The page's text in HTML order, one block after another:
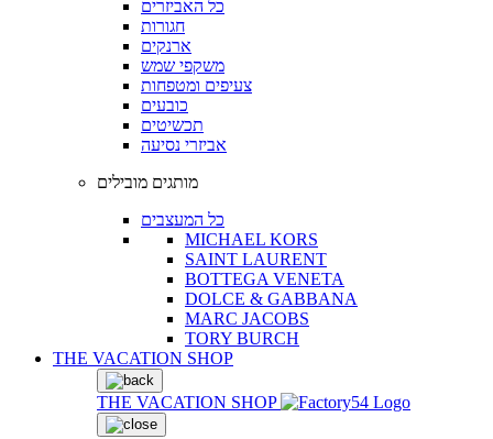
כל האביזרים
חגורות
ארנקים
משקפי שמש
צעיפים ומטפחות
כובעים
תכשיטים
אביזרי נסיעה
מותגים מובילים
כל המעצבים
MICHAEL KORS
SAINT LAURENT
BOTTEGA VENETA
DOLCE & GABBANA
MARC JACOBS
TORY BURCH
THE VACATION SHOP
THE VACATION SHOP